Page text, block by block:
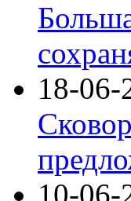
18-06-